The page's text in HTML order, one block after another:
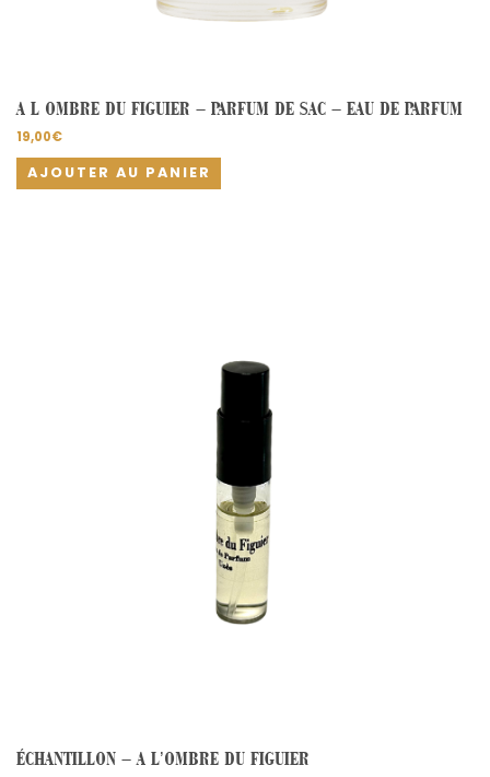
A L OMBRE DU FIGUIER – PARFUM DE SAC – EAU DE PARFUM
19,00€
AJOUTER AU PANIER
ÉCHANTILLON – A L’OMBRE DU FIGUIER